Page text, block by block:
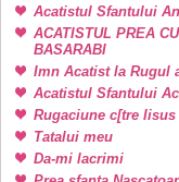
Acatistul Sfantului
ACATISTUL PREA
BASARABI
Imn Acatist la Rugul
Acatistul Sfantului
Rugaciune c[tre Iisus
Tatalui meu
Da-mi lacrimi